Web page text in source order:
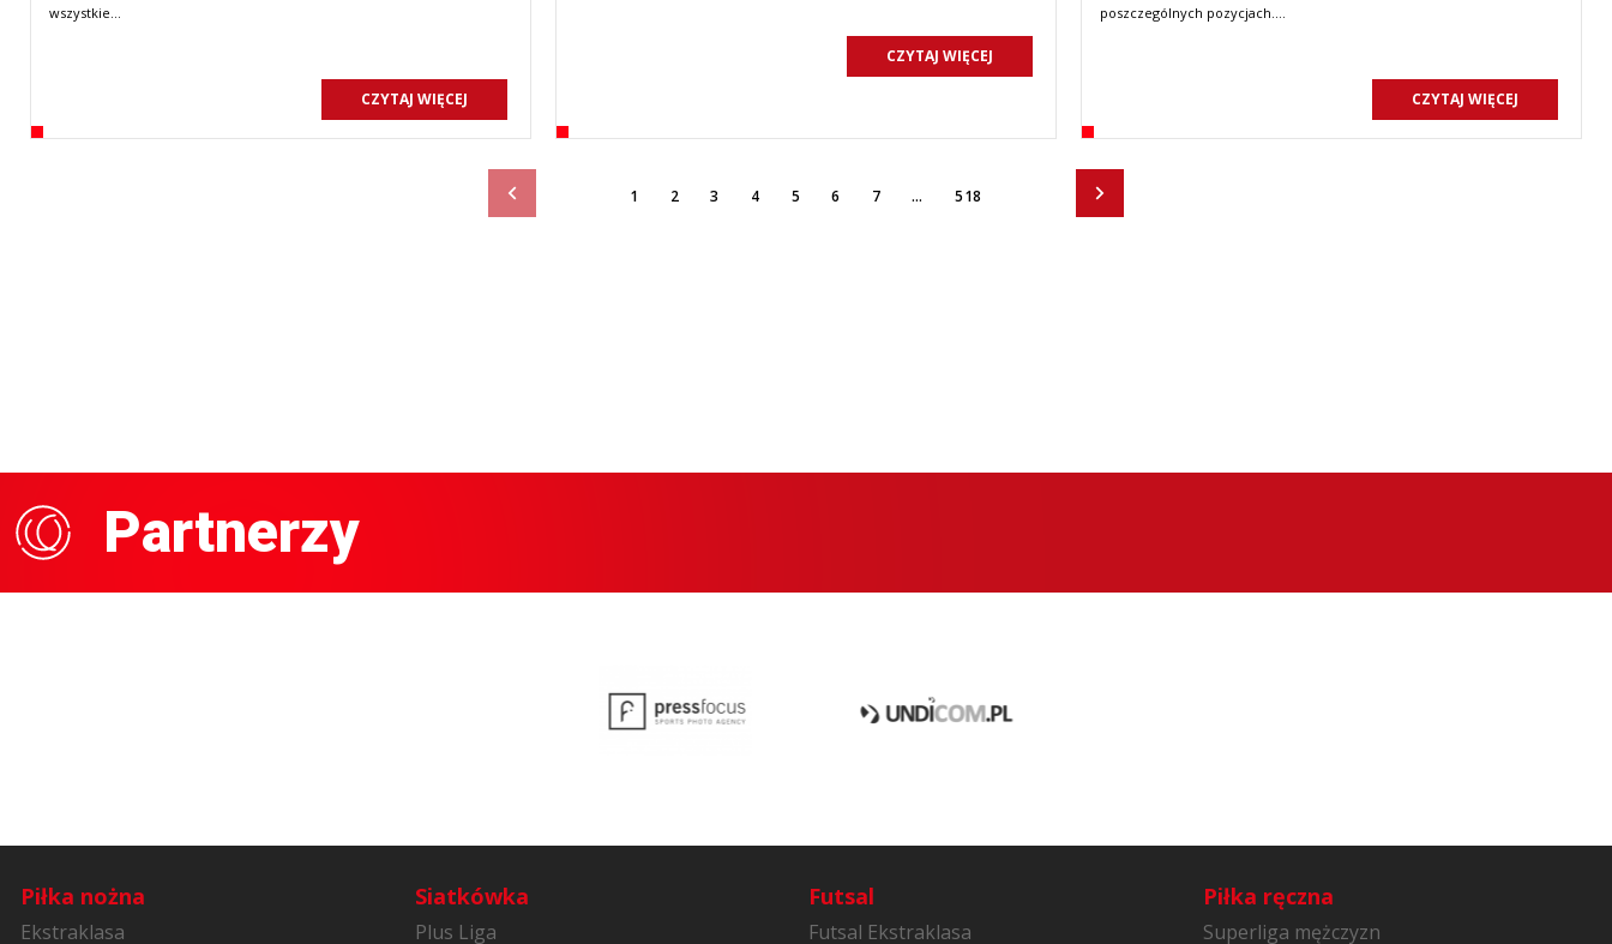
wszystkie…
CZYTAJ WIĘCEJ
CZYTAJ WIĘCEJ
poszczególnych pozycjach.…
CZYTAJ WIĘCEJ
Poprzedni
1 (Obecna)
2 3 4 5 6 7 … 518
Partnerzy
Piłka nożna
Ekstraklasa
Siatkówka
Plus Liga
Futsal
Futsal Ekstraklasa
Piłka ręczna
Superliga mężczyzn